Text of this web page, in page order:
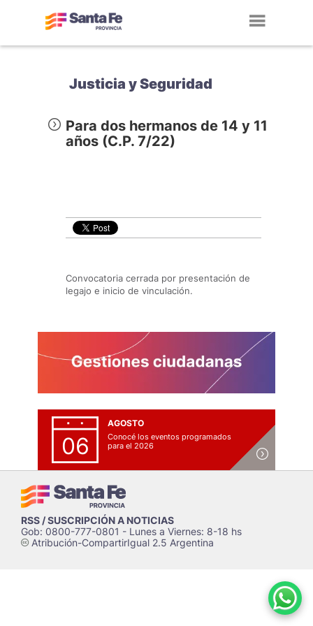
Justicia y Seguridad
Para dos hermanos de 14 y 11
años (C.P. 7/22)
Convocatoria cerrada por presentación de
legajo e inicio de vinculación.
06
AGOSTO
Conocé los eventos programados
para el 2026
RSS / SUSCRIPCIÓN A NOTICIAS
Gob: 0800-777-0801 - Lunes a Viernes: 8-18 hs
cAtribución-CompartirIgual 2.5 Argentina